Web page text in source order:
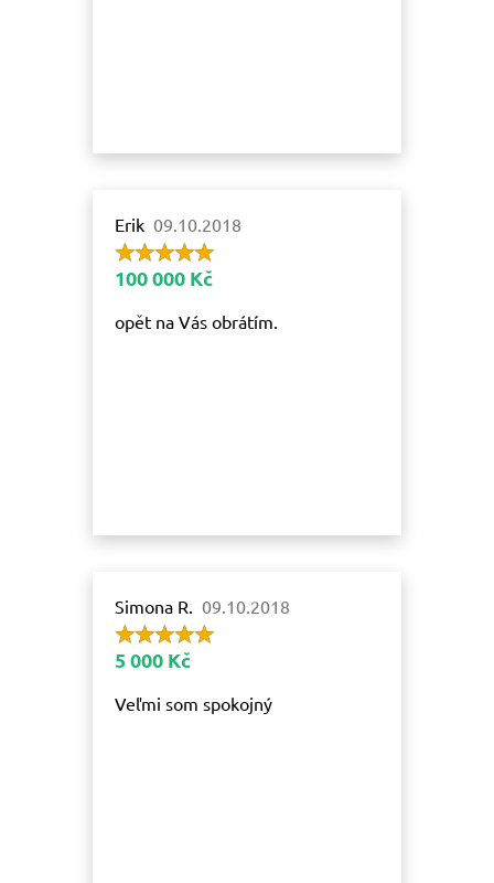
Erik 09.10.2018
100 000 Kč
opět na Vás obrátím.
Simona R. 09.10.2018
5 000 Kč
Veľmi som spokojný